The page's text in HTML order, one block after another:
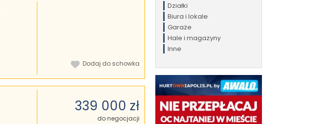
Dodaj do schowka
339 000 zł
do negocjacji
Działki
Biura i lokale
Garaże
Hale i magazyny
Inne